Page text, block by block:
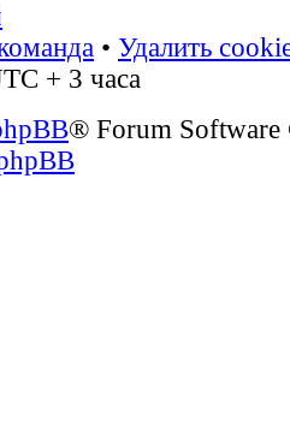
• Удалить
+ 3 часа
® Forum